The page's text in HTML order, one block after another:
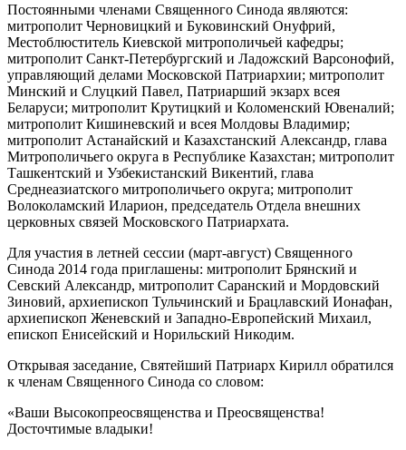
Постоянными членами Священного Синода являются:
митрополит Черновицкий и Буковинский Онуфрий,
Местоблюститель Киевской митрополичьей кафедры;
митрополит Санкт-Петербургский и Ладожский Варсонофий,
управляющий делами Московской Патриархии; митрополит
Минский и Слуцкий Павел, Патриарший экзарх всея
Беларуси; митрополит Крутицкий и Коломенский Ювеналий;
митрополит Кишиневский и всея Молдовы Владимир;
митрополит Астанайский и Казахстанский Александр, глава
Митрополичьего округа в Республике Казахстан; митрополит
Ташкентский и Узбекистанский Викентий, глава
Среднеазиатского митрополичьего округа; митрополит
Волоколамский Иларион, председатель Отдела внешних
церковных связей Московского Патриархата.
Для участия в летней сессии (март-август) Священного
Синода 2014 года приглашены: митрополит Брянский и
Севский Александр, митрополит Саранский и Мордовский
Зиновий, архиепископ Тульчинский и Брацлавский Ионафан,
архиепископ Женевский и Западно-Европейский Михаил,
епископ Енисейский и Норильский Никодим.
Открывая заседание, Святейший Патриарх Кирилл обратился
к членам Священного Синода со словом:
«Ваши Высокопреосвященства и Преосвященства!
Досточтимые владыки!